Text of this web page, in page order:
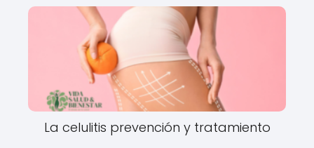
La celulitis prevención y tratamiento